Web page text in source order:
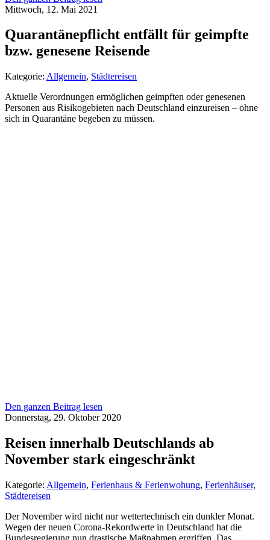
Mittwoch, 12. Mai 2021
Quarantänepflicht entfällt für geimpfte
bzw. genesene Reisende
Kategorie: Allgemein, Städtereisen
Aktuelle Verordnungen ermöglichen geimpften oder genesenen
Personen aus Risikogebieten nach Deutschland einzureisen – ohne
sich in Quarantäne begeben zu müssen.
Den ganzen Beitrag lesen
Donnerstag, 29. Oktober 2020
Reisen innerhalb Deutschlands ab
November stark eingeschränkt
Kategorie: Allgemein, Ferienhaus & Ferienwohung, Ferienhäuser,
Städtereisen
Der November wird nicht nur wettertechnisch ein dunkler Monat.
Wegen der neuen Corona-Rekordwerte in Deutschland hat die